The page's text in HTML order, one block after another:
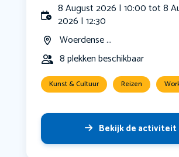
8 August 2026 | 10:00 tot 8
2026 | 12:30
Woerdense ...
8 plekken beschikbaar
Kunst & Cultuur Reizen
Bekijk de activiteit